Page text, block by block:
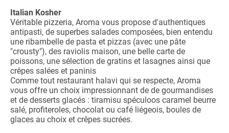
Italian Kosher
Véritable pizzeria, Aroma vous propose d'authentiques
antipasti, de superbes salades composées, bien entendu
une ribambelle de pasta et pizzas (avec une pâte
"crousty"), des raviolis maison, une belle carte de
poissons, une sélection de gratins et lasagnes ainsi que
crêpes salées et paninis
Comme tout restaurant halavi qui se respecte, Aroma
vous offre un choix impressionnant de de gourmandises
et de desserts glacés : tiramisu spéculoos caramel beurre
salé, profiteroles, chocolat ou café liégeois, boules de
glaces au choix et crêpes sucrées.